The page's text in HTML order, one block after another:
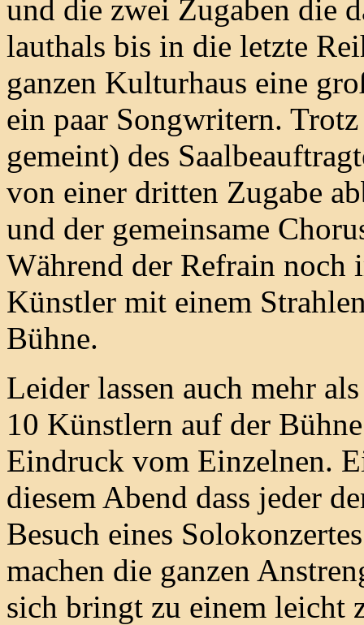
und die zwei Zugaben die
lauthals bis in die letzte
ganzen Kulturhaus eine
ein paar Songwritern.
gemeint) des
von einer dritten Zugabe
und der gemeinsame
Während der Refrain noch
Künstler mit einem
Bühne.
Leider lassen auch mehr
10 Künstlern auf der
Eindruck vom Einzelnen.
diesem Abend dass jeder
Besuch eines
machen die ganzen
sich bringt zu einem leicht